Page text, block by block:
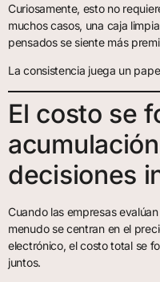
Curiosamente, esto no
muchos casos, una caja
pensados se siente más
La consistencia juega un
El costo se
decisiones
Cuando las empresas
menudo se centran en el
electrónico, el costo total se
juntos.